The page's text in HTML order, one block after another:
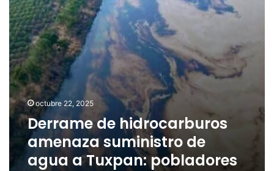
Tuxpan:
pobladores
octubre 22, 2025
Derrame de hidrocarburos
amenaza suministro de
agua a Tuxpan: pobladores